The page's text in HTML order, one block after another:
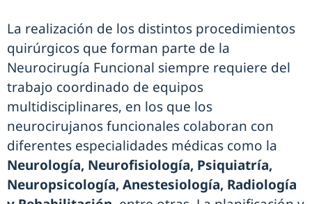
La realización de los distintos procedimientos
quirúrgicos que forman parte de la
Neurocirugía Funcional siempre requiere del
trabajo coordinado de equipos
multidisciplinares, en los que los
neurocirujanos funcionales colaboran con
diferentes especialidades médicas como la
Neurología, Neurofisiología, Psiquiatría,
Neuropsicología, Anestesiología, Radiología